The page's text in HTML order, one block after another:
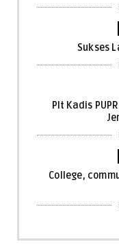
Sukses
Plt Kadis
College,